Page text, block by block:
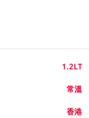
1.2LT
常溫
香港